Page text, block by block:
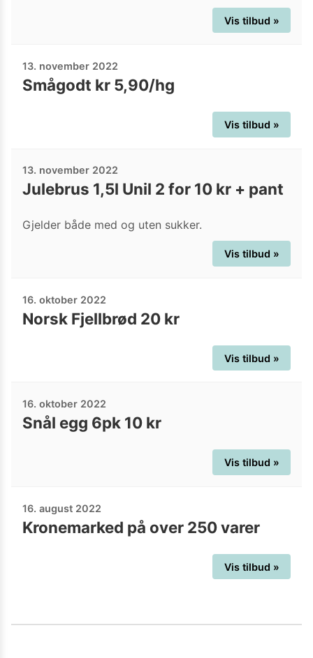
Vis tilbud »
13. november 2022
Smågodt kr 5,90/hg
Vis tilbud »
13. november 2022
Julebrus 1,5l Unil 2 for 10 kr + pant
Gjelder både med og uten sukker.
Vis tilbud »
16. oktober 2022
Norsk Fjellbrød 20 kr
Vis tilbud »
16. oktober 2022
Snål egg 6pk 10 kr
Vis tilbud »
16. august 2022
Kronemarked på over 250 varer
Vis tilbud »